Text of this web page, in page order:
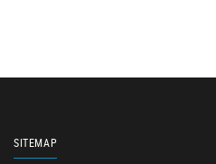
SITEMAP